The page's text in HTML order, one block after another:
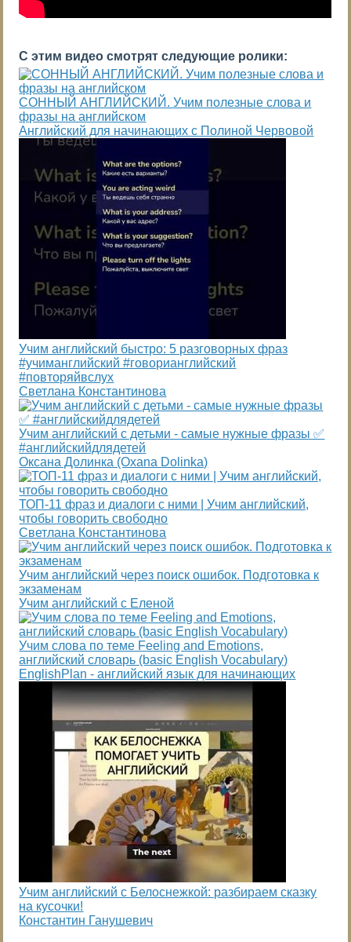
С этим видео смотрят следующие ролики:
СОННЫЙ АНГЛИЙСКИЙ. Учим полезные слова и
фразы на английском
Английский для начинающих с Полиной Червовой
Учим английский быстро: 5 разговорных фраз
#учиманглийский #говорианглийский
#повторяйвслух
Светлана Константинова
Учим английский с детьми - самые нужные фразы ✅
#английскийдлядетей
Оксана Долинка (Oxana Dolinka)
ТОП-11 фраз и диалоги с ними | Учим английский,
чтобы говорить свободно
Светлана Константинова
Учим английский через поиск ошибок. Подготовка к
экзаменам
Учим английский с Еленой
Учим слова по теме Feeling and Emotions,
английский словарь (basic English Vocabulary)
EnglishPlan - английский язык для начинающих
Учим английский с Белоснежкой: разбираем сказку
на кусочки!
Константин Ганушевич